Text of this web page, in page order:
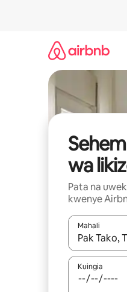
wa
Pata na
kwenye
Mahali
Wakati
Kuingia